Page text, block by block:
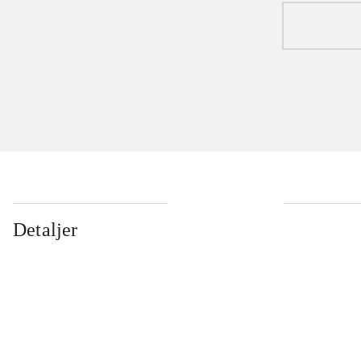
Detaljer